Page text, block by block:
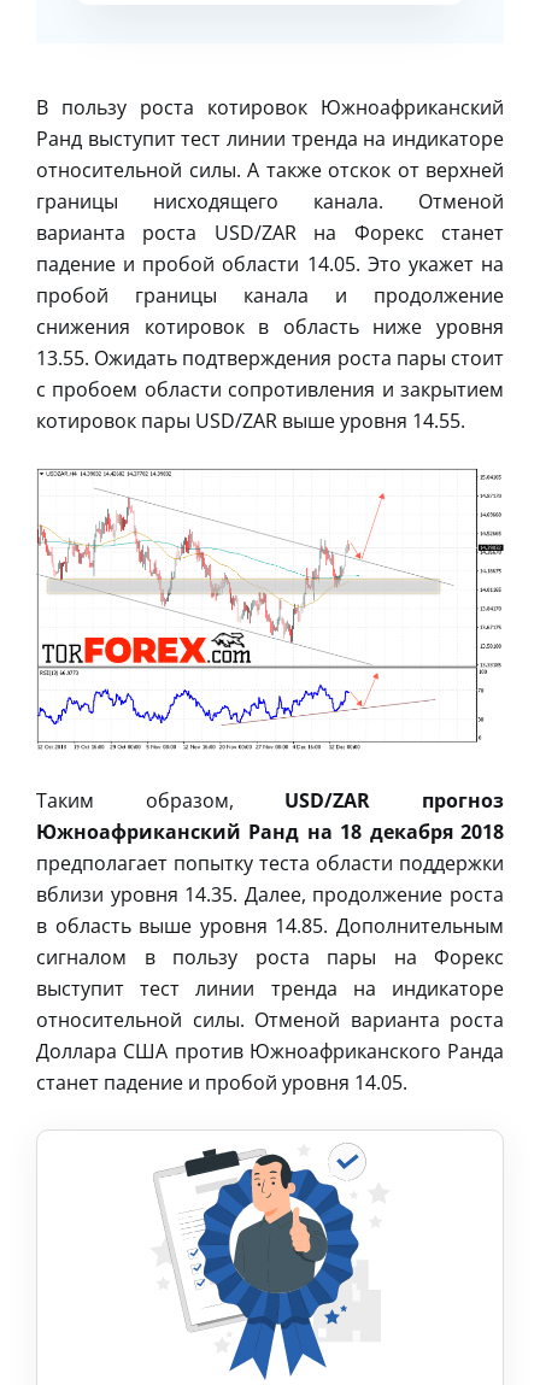
В пользу роста котировок Южноафриканский
Ранд выступит тест линии тренда на индикаторе
относительной силы. А также отскок от верхней
границы нисходящего канала. Отменой
варианта роста USD/ZAR на Форекс станет
падение и пробой области 14.05. Это укажет на
пробой границы канала и продолжение
снижения котировок в область ниже уровня
13.55. Ожидать подтверждения роста пары стоит
с пробоем области сопротивления и закрытием
котировок пары USD/ZAR выше уровня 14.55.
Таким образом, USD/ZAR прогноз
Южноафриканский Ранд на 18 декабря 2018
предполагает попытку теста области поддержки
вблизи уровня 14.35. Далее, продолжение роста
в область выше уровня 14.85. Дополнительным
сигналом в пользу роста пары на Форекс
выступит тест линии тренда на индикаторе
относительной силы. Отменой варианта роста
Доллара США против Южноафриканского Ранда
станет падение и пробой уровня 14.05.